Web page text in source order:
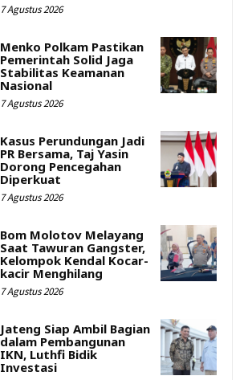
7 Agustus 2026
Menko Polkam Pastikan
Pemerintah Solid Jaga
Stabilitas Keamanan
Nasional
7 Agustus 2026
Kasus Perundungan Jadi
PR Bersama, Taj Yasin
Dorong Pencegahan
Diperkuat
7 Agustus 2026
Bom Molotov Melayang
Saat Tawuran Gangster,
Kelompok Kendal Kocar-
kacir Menghilang
7 Agustus 2026
Jateng Siap Ambil Bagian
dalam Pembangunan
IKN, Luthfi Bidik
Investasi